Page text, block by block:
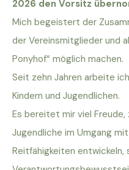
2026 den Vorsitz
Mich begeistert der
der Vereinsmitglieder und
Ponyhof“ möglich machen.
Seit zehn Jahren arbeite
Kindern und Jugendlichen.
Es bereitet mir viel Freude,
Jugendliche im Umgang
Reitfähigkeiten entwickeln,